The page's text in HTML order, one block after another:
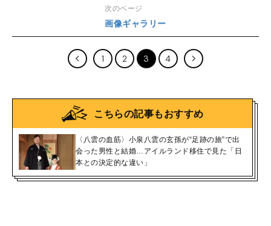
次のページ
画像ギャラリー
1 2 3 4
こちらの記事もおすすめ
〈八雲の血筋〉小泉八雲の玄孫が“足跡の旅”で出
会った男性と結婚…アイルランド移住で見た「日
本との決定的な違い」